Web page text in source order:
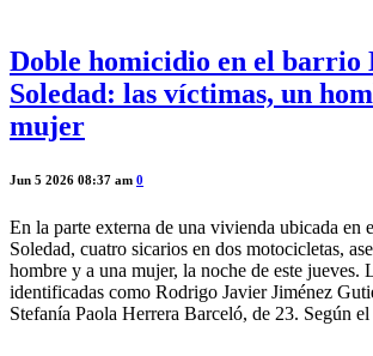
Doble homicidio en el barrio
Soledad: las víctimas, un
mujer
Jun 5 2026 08:37 am 0
En la parte externa de una vivienda ubicada en
Soledad, cuatro sicarios en dos motocicletas,
hombre y a una mujer, la noche de este jueves.
identificadas como Rodrigo Javier Jiménez
Stefanía Paola Herrera Barceló, de 23. Según